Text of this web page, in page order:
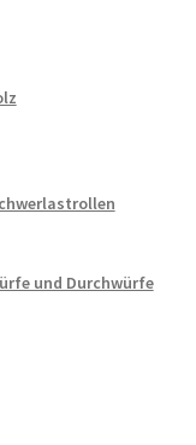
und Durchwürfe